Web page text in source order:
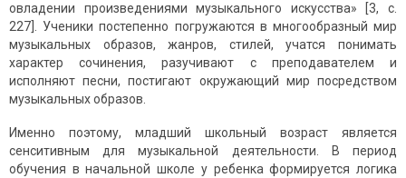
овладении произведениями музыкального искусства» [3, с.
227]. Ученики постепенно погружаются в многообразный мир
музыкальных образов, жанров, стилей, учатся понимать
характер сочинения, разучивают с преподавателем и
исполняют песни, постигают окружающий мир посредством
музыкальных образов.
Именно поэтому, младший школьный возраст является
сенситивным для музыкальной деятельности. В период
обучения в начальной школе у ребенка формируется логика